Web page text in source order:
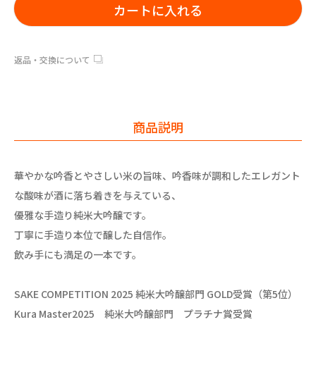
カートに入れる
返品・交換について
商品説明
華やかな吟香とやさしい米の旨味、吟香味が調和したエレガント
な酸味が酒に落ち着きを与えている、
優雅な手造り純米大吟醸です。
丁寧に手造り本位で醸した自信作。
飲み手にも満足の一本です。
SAKE COMPETITION 2025 純米大吟醸部門 GOLD受賞（第5位）
Kura Master2025 純米大吟醸部門 プラチナ賞受賞